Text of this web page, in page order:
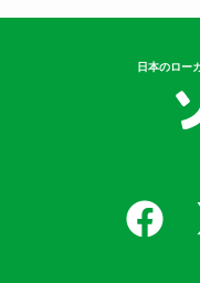
日本のロー